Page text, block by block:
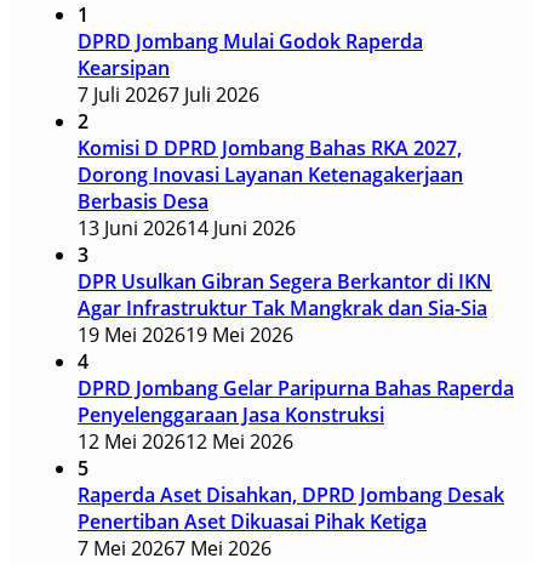
1
DPRD Jombang Mulai Godok Raperda
Kearsipan
7 Juli 20267 Juli 2026
2
Komisi D DPRD Jombang Bahas RKA 2027,
Dorong Inovasi Layanan Ketenagakerjaan
Berbasis Desa
13 Juni 202614 Juni 2026
3
DPR Usulkan Gibran Segera Berkantor di IKN
Agar Infrastruktur Tak Mangkrak dan Sia-Sia
19 Mei 202619 Mei 2026
4
DPRD Jombang Gelar Paripurna Bahas Raperda
Penyelenggaraan Jasa Konstruksi
12 Mei 202612 Mei 2026
5
Raperda Aset Disahkan, DPRD Jombang Desak
Penertiban Aset Dikuasai Pihak Ketiga
7 Mei 20267 Mei 2026